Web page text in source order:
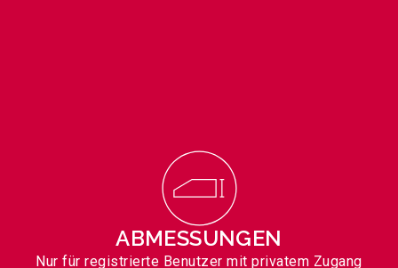
ABMESSUNGEN
Nur für registrierte Benutzer mit privatem Zugang